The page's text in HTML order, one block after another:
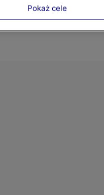
grudnia godz.
Pokaż cele